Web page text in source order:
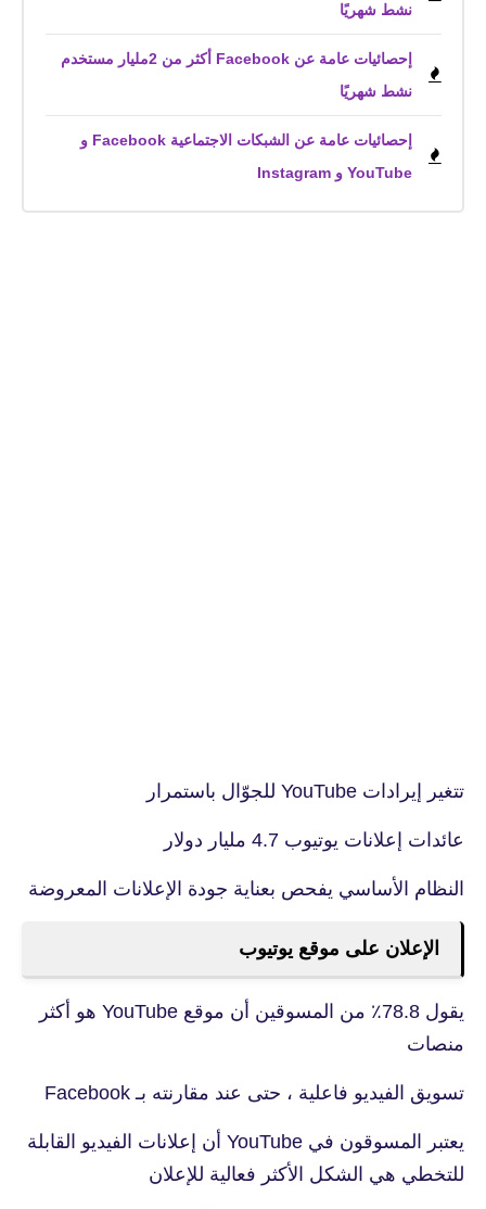
نشط شهريًا
إحصائيات عامة عن Facebook أكثر من 2مليار مستخدم
نشط شهريًا
إحصائيات عامة عن الشبكات الاجتماعية Facebook و
YouTube و Instagram
تتغير إيرادات YouTube للجوّال باستمرار
عائدات إعلانات يوتيوب 4.7 مليار دولار
النظام الأساسي يفحص بعناية جودة الإعلانات المعروضة
الإعلان على موقع يوتيوب
يقول 78.8٪ من المسوقين أن موقع YouTube هو أكثر
منصات
تسويق الفيديو فاعلية ، حتى عند مقارنته بـ Facebook
يعتبر المسوقون في YouTube أن إعلانات الفيديو القابلة
للتخطي هي الشكل الأكثر فعالية للإعلان